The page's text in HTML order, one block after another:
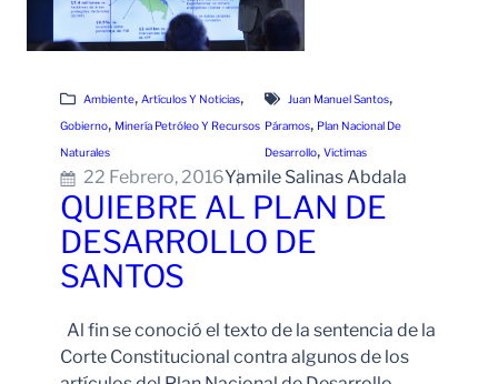
Ambiente, Artículos Y Noticias
Gobierno, Minería Petróleo Y Recursos
Naturales
Juan Manuel Santos ,
Páramos, Plan Nacional De
Desarrollo, Victimas
22 Febrero, 2016Yamile Salinas Abdala
QUIEBRE AL PLAN DE
DESARROLLO DE
SANTOS
Al fin se conoció el texto de la sentencia de la
Corte Constitucional contra algunos de los